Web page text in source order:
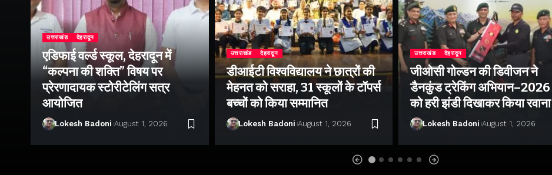
उत्तराखंड देहरादून
एडिफाई वर्ल्ड स्कूल, देहरादून में
“कल्पना की शक्ति” विषय पर
प्रेरणादायक स्टोरीटेलिंग सत्र
आयोजित
Lokesh Badoni August 1, 2026
उत्तराखंड देहरादून
डीआईटी विश्वविद्यालय ने छात्रों की
मेहनत को सराहा, 31 स्कूलों के टॉपर्स
बच्चों को किया सम्मानित
Lokesh Badoni August 1, 2026
उत्तराखंड देहरादून
जीओसी गोल्डन की डिवीजन ने
डैनकुंड ट्रेकिंग अभियान–2026
को हरी झंडी दिखाकर किया रवाना
Lokesh Badoni August 1, 2026